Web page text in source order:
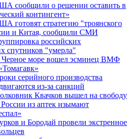
сообщили о решении оставить в
контингент»
готовят стратегию "троянского
и Китая, сообщили СМИ
российских
спутников "умерла"
море вошел эсминец ВМФ
серийного производства
из-за санкций
Квачков вышел на свободу
из аптек изымают
и Бородай провели экстренное